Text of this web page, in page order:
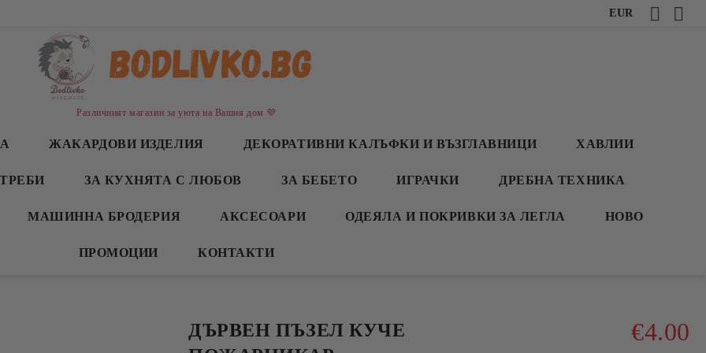
EUR
Различният магазин за уюта на Вашия дом 💜
ЖАКАРДОВИ ИЗДЕЛИЯ ДЕКОРАТИВНИ КАЛЪФКИ И ВЪЗГЛАВНИЦИ ХАВЛИИ
ЗА КУХНЯТА С ЛЮБОВ ЗА БЕБЕТО ИГРАЧКИ ДРЕБНА ТЕХНИКА
МАШИННА БРОДЕРИЯ АКСЕСОАРИ ОДЕЯЛА И ПОКРИВКИ ЗА ЛЕГЛА НОВО
ПРОМОЦИИ КОНТАКТИ
ДЪРВЕН ПЪЗЕЛ КУЧЕ
€4.00